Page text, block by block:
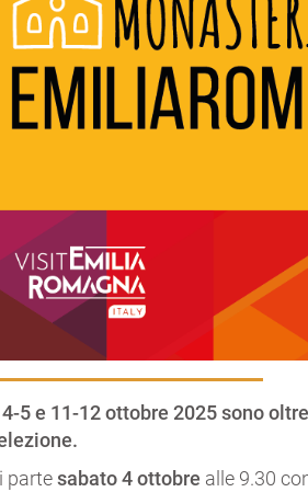
5 e 11-12 ottobre 2025 sono
partesabato 4 ottobre alle 9.30